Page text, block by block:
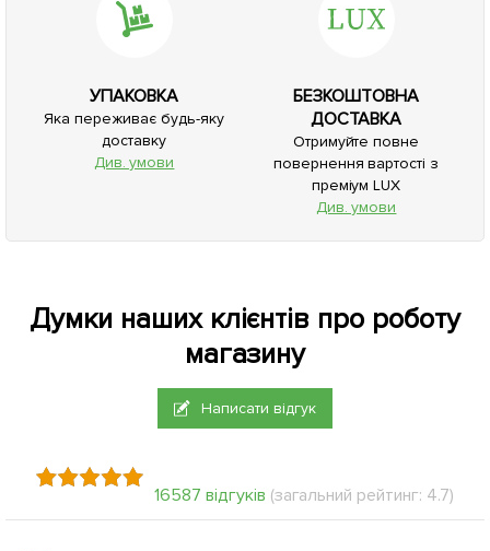
УПАКОВКА
Яка переживає будь-яку
доставку
Див. умови
БЕЗКОШТОВНА
ДОСТАВКА
Отримуйте повне
повернення вартості з
преміум LUX
Див. умови
Думки наших клієнтів про роботу
магазину
Написати відгук
16587 відгуків (загальний рейтинг: 4.7)